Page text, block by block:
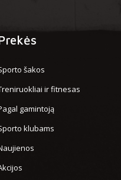
šakos
ir fitnesas
gamintoją
klubams